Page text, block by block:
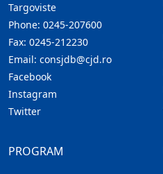
Targoviste
Phone: 0245-207600
Fax: 0245-212230
Email: consjdb@cjd.ro
Facebook
Instagram
Twitter
PROGRAM